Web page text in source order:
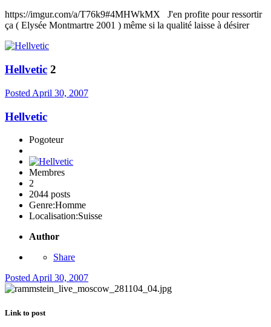
https://imgur.com/a/T76k9#4MHWkMX J'en profite pour ressortir
ça ( Elysée Montmartre 2001 ) même si la qualité laisse à désirer
Hellvetic 2
Posted April 30, 2007
Hellvetic
Pogoteur
Membres
2
2044 posts
Genre:Homme
Localisation:Suisse
Author
Share
Posted April 30, 2007
Link to post